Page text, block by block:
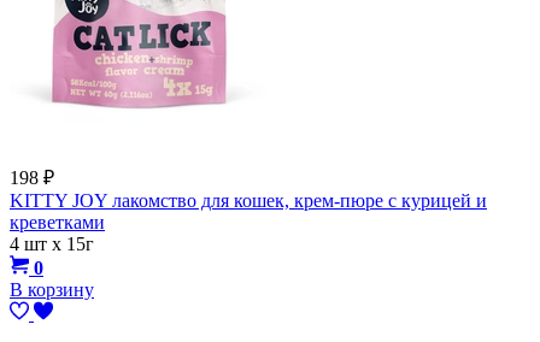
198 ₽
KITTY JOY лакомство для кошек, крем-пюре с курицей и
креветками
4 шт х 15г
0
В корзину